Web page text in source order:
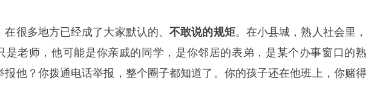
在很多地方已经成了大家默认的、不敢说的规矩。在小县城，熟人社会里，
是老师，他可能是你亲戚的同学，是你邻居的表弟，是某个办事窗口的熟
报他？你拨通电话举报，整个圈子都知道了。你的孩子还在他班上，你赌得